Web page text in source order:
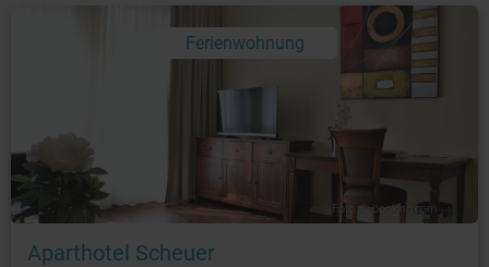
Ferienwohnung
Foto: © booking.com
Aparthotel Scheuer